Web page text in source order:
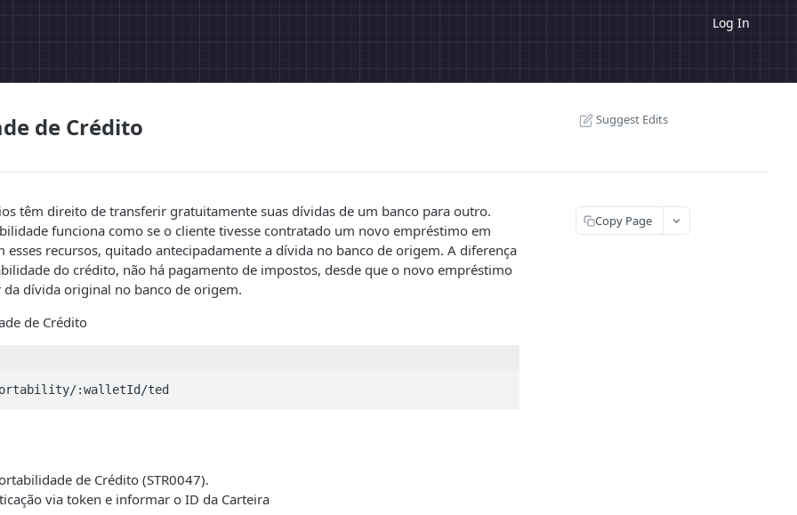
Log In
de Crédito Suggest Edits
têm direito de transferir gratuitamente suas dívidas de um banco para outro.
funciona como se o cliente tivesse contratado um novo empréstimo em
esses recursos, quitado antecipadamente a dívida no banco de origem. A diferença
do crédito, não há pagamento de impostos, desde que o novo empréstimo
da dívida original no banco de origem.
de Crédito
de Crédito (STR0047).
via token e informar o ID da Carteira
Copy Page